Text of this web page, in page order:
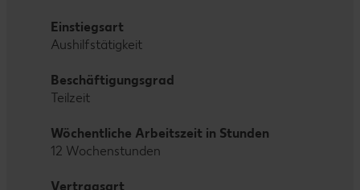
Einstiegsart
Aushilfstätigkeit
Beschäftigungsgrad
Teilzeit
Wöchentliche Arbeitszeit in Stunden
12 Wochenstunden
Vertragsart